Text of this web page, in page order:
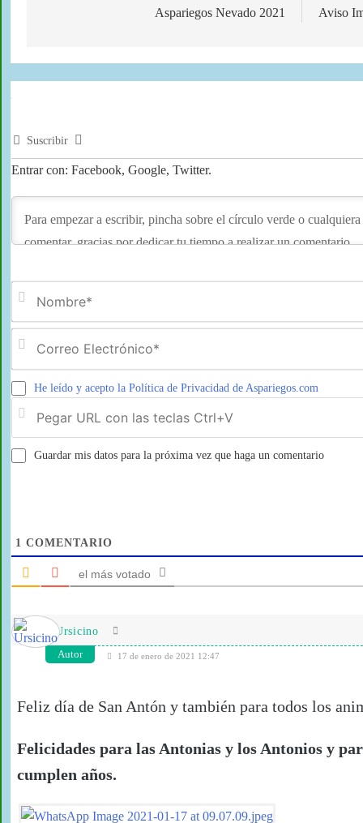
Aspariegos Nevado 2021 Aviso
Suscribir
Entrar con: Facebook, Google, Twitter.
He leído y acepto la Política de Privacidad de Aspariegos.com
Guardar mis datos para la próxima vez que haga un comentario
1 COMENTARIO
el más votado
Ursicino
Autor
17 de enero de 2021 12:47
Feliz día de San Antón y también para todos los
Felicidades para las Antonias y los Antonios y
cumplen años.